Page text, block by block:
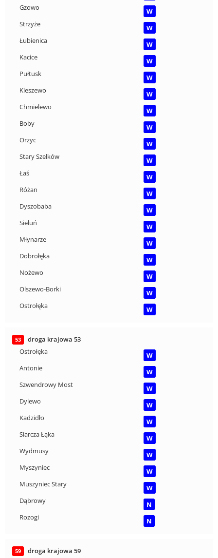
Gzowo
W
Strzyże
W
Łubienica
W
Kacice
W
Pułtusk
W
Kleszewo
W
Chmielewo
W
Boby
W
Orzyc
W
Stary Szelków
W
Łaś
W
Różan
W
Dyszobaba
W
Sieluń
W
Młynarze
W
Dobrołęka
W
Nożewo
W
Olszewo-Borki
W
Ostrołęka
W
53
droga krajowa 53
Ostrołęka
W
Antonie
W
Szwendrowy Most
W
Dylewo
W
Kadzidło
W
Siarcza Łąka
W
Wydmusy
W
Myszyniec
W
Muszyniec Stary
W
Dąbrowy
N
Rozogi
N
59
droga krajowa 59